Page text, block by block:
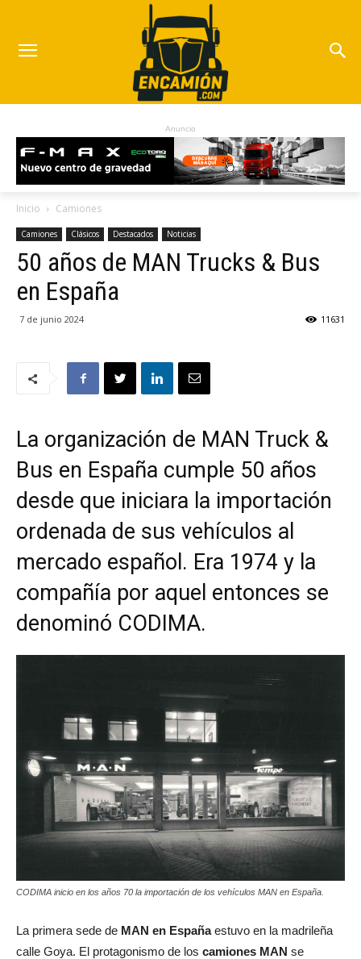
Anuncio
Inicio Camiones
Camiones Clásicos Destacados Noticias
50 años de MAN Trucks & Bus
en España
7 de junio 2024 11631
La organización de MAN Truck &
Bus en España cumple 50 años
desde que iniciara la importación
ordenada de sus vehículos al
mercado español. Era 1974 y la
compañía por aquel entonces se
denominó CODIMA.
CODIMA inicio en los años 70 la importación de los vehículos MAN en España.
La primera sede de MAN en Españaestuvo en la madrileña
calle Goya. El protagonismo de los camiones MAN se